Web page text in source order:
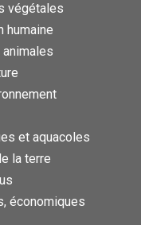
végétales
humaine
et aquacoles
la terre
économiques